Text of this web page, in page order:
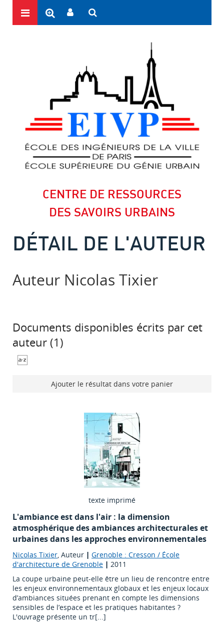
CENTRE DE RESSOURCES
DES SAVOIRS URBAINS
DÉTAIL DE L'AUTEUR
Auteur Nicolas Tixier
Documents disponibles écrits par cet
auteur (1 )
Ajouter le résultat dans votre panier
texte imprimé
L'ambiance est dans l'air : la dimension
atmosphérique des ambiances architecturales et
urbaines dans les approches environnementales
Nicolas Tixier, Auteur | Grenoble : Cresson / École
d'architecture de Grenoble | 2011
La coupe urbaine peut-elle être un lieu de rencontre entre
les enjeux environnementaux globaux et les enjeux locaux
d’ambiances situées prenant en compte les dimensions
sensibles de l’espace et les pratiques habitantes ?
L'ouvrage présente un tr[...]